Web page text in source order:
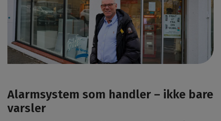
Alarmsystem som handler – ikke bare
varsler